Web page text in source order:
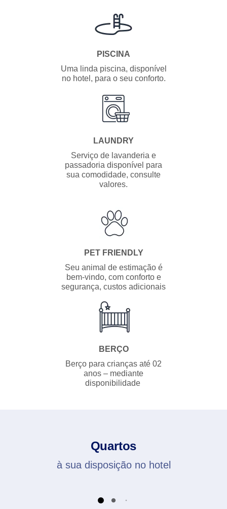
PISCINA
Uma linda piscina, disponível
no hotel, para o seu conforto.
LAUNDRY
Serviço de lavanderia e
passadoria disponível para
sua comodidade, consulte
valores.
PET FRIENDLY
Seu animal de estimação é
bem-vindo, com conforto e
segurança, custos adicionais
BERÇO
Berço para crianças até 02
anos – mediante
disponibilidade
Quartos
à sua disposição no hotel